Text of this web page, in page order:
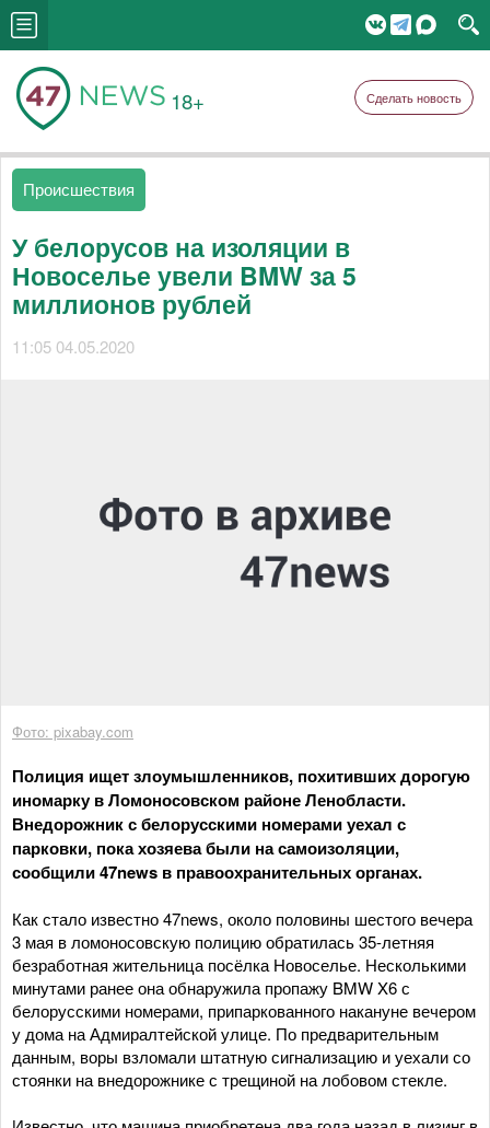
18+ Сделать новость
Происшествия
У белорусов на изоляции в
Новоселье увели BMW за 5
миллионов рублей
11:05 04.05.2020
Фото: pixabay.com
Полиция ищет злоумышленников, похитивших дорогую
иномарку в Ломоносовском районе Ленобласти.
Внедорожник с белорусскими номерами уехал с
парковки, пока хозяева были на самоизоляции,
сообщили 47news в правоохранительных органах.
Как стало известно 47news, около половины шестого вечера
3 мая в ломоносовскую полицию обратилась 35-летняя
безработная жительница посёлка Новоселье. Несколькими
минутами ранее она обнаружила пропажу BMW X6 с
белорусскими номерами, припаркованного накануне вечером
у дома на Адмиралтейской улице. По предварительным
данным, воры взломали штатную сигнализацию и уехали со
стоянки на внедорожнике с трещиной на лобовом стекле.